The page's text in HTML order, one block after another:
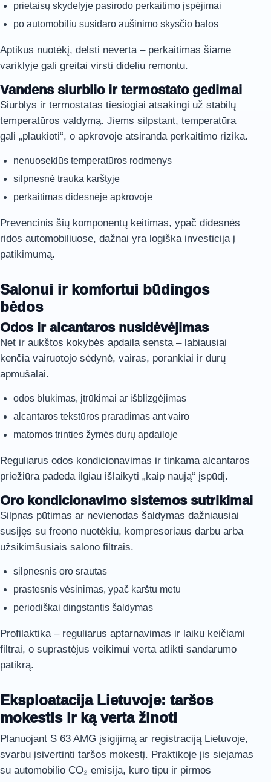
prietaisų skydelyje pasirodo perkaitimo įspėjimai
po automobiliu susidaro aušinimo skysčio balos
Aptikus nuotėkį, delsti neverta – perkaitimas šiame
variklyje gali greitai virsti dideliu remontu.
Vandens siurblio ir termostato gedimai
Siurblys ir termostatas tiesiogiai atsakingi už stabilų
temperatūros valdymą. Jiems silpstant, temperatūra
gali „plaukioti“, o apkrovoje atsiranda perkaitimo rizika.
nenuoseklūs temperatūros rodmenys
silpnesnė trauka karštyje
perkaitimas didesnėje apkrovoje
Prevencinis šių komponentų keitimas, ypač didesnės
ridos automobiliuose, dažnai yra logiška investicija į
patikimumą.
Salonui ir komfortui būdingos
bėdos
Odos ir alcantaros nusidėvėjimas
Net ir aukštos kokybės apdaila sensta – labiausiai
kenčia vairuotojo sėdynė, vairas, porankiai ir durų
apmušalai.
odos blukimas, įtrūkimai ar išblizgėjimas
alcantaros tekstūros praradimas ant vairo
matomos trinties žymės durų apdailoje
Reguliarus odos kondicionavimas ir tinkama alcantaros
priežiūra padeda ilgiau išlaikyti „kaip naują“ įspūdį.
Oro kondicionavimo sistemos sutrikimai
Silpnas pūtimas ar nevienodas šaldymas dažniausiai
susijęs su freono nuotėkiu, kompresoriaus darbu arba
užsikimšusiais salono filtrais.
silpnesnis oro srautas
prastesnis vėsinimas, ypač karštu metu
periodiškai dingstantis šaldymas
Profilaktika – reguliarus aptarnavimas ir laiku keičiami
filtrai, o suprastėjus veikimui verta atlikti sandarumo
patikrą.
Eksploatacija Lietuvoje: taršos
mokestis ir ką verta žinoti
Planuojant S 63 AMG įsigijimą ar registraciją Lietuvoje,
svarbu įsivertinti taršos mokestį. Praktikoje jis siejamas
su automobilio CO₂ emisija, kuro tipu ir pirmos